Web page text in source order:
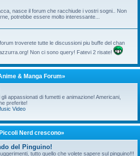
nasce il forum che racchiude i vostri sogni.. Non
potrebbe essere molto interessante...
troverete tutte le discussioni piu buffe del chan
Non ci sono query! Fatevi 2 risate!
& Manga Forum»
appassionati di fumetti e animazione! Americani,
preferite!
Video
Nerd crescono»
del Pinguino!
tutto quello che volete sapere sul pinguino!!!